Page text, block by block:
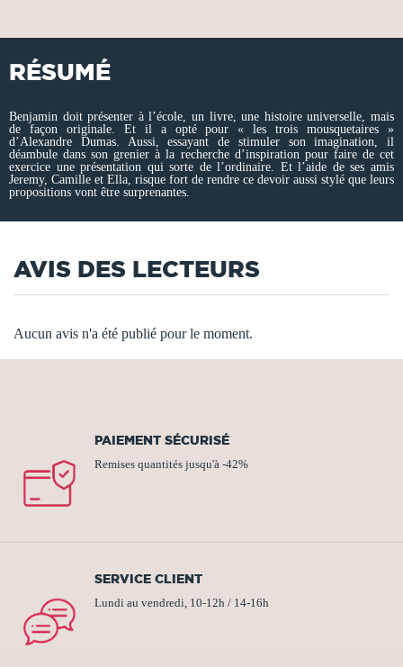
RÉSUMÉ
Benjamin doit présenter à l’école, un livre, une histoire universelle, mais
de façon originale. Et il a opté pour « les trois mousquetaires »
d’Alexandre Dumas. Aussi, essayant de stimuler son imagination, il
déambule dans son grenier à la recherche d’inspiration pour faire de cet
exercice une présentation qui sorte de l’ordinaire. Et l’aide de ses amis
Jeremy, Camille et Ella, risque fort de rendre ce devoir aussi stylé que leurs
propositions vont être surprenantes.
AVIS DES LECTEURS
Aucun avis n'a été publié pour le moment.
PAIEMENT SÉCURISÉ
Remises quantités jusqu'à -42%
SERVICE CLIENT
Lundi au vendredi, 10-12h / 14-16h